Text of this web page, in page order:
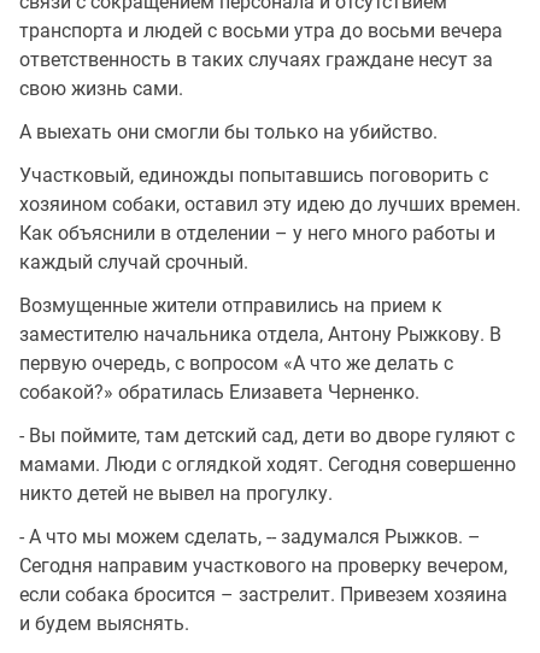
транспорта и людей с восьми утра до восьми вечера
ответственность в таких случаях граждане несут за
свою жизнь сами.
А выехать они смогли бы только на убийство.
Участковый, единожды попытавшись поговорить с
хозяином собаки, оставил эту идею до лучших времен.
Как объяснили в отделении – у него много работы и
каждый случай срочный.
Возмущенные жители отправились на прием к
заместителю начальника отдела, Антону Рыжкову. В
первую очередь, с вопросом «А что же делать с
собакой?» обратилась Елизавета Черненко.
- Вы поймите, там детский сад, дети во дворе гуляют с
мамами. Люди с оглядкой ходят. Сегодня совершенно
никто детей не вывел на прогулку.
- А что мы можем сделать, -- задумался Рыжков. –
Сегодня направим участкового на проверку вечером,
если собака бросится – застрелит. Привезем хозяина
и будем выяснять.